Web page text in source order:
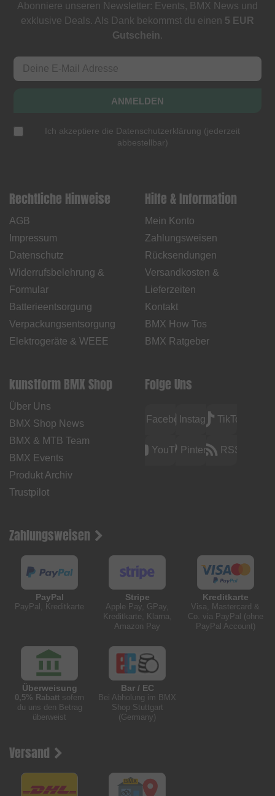
Abonniere unseren Newsletter: Events, BMX News und
exklusive Deals. Als Dank bekommst du einen 5 EUR
Gutschein.
ANMELDEN
Ich akzeptiere die Datenschutzerklärung (jederzeit
abbestellbar)
Rechtliche Hinweise
AGB
Impressum
Datenschutz
Widerrufsbelehrung &
Formular
Batterieentsorgung
Verpackungsentsorgung
Elektrogeräte & WEEE
Hilfe & Information
Mein Konto
Zahlungsweisen
Rücksendungen
Versandkosten &
Lieferzeiten
Kontakt
BMX How Tos
BMX Ratgeber
kunstform BMX Shop
Über Uns
BMX Shop News
BMX & MTB Team
BMX Events
Produkt Archiv
Trustpilot
Folge Uns
FacebookInstagramTikTok
YouTubePinterest RSS
Zahlungsweisen
PayPal
PayPal, Kreditkarte
Stripe
Apple Pay, GPay,
Kreditkarte, Klarna,
Amazon Pay
Kreditkarte
Visa, Mastercard &
Co. via PayPal (ohne
PayPal Account)
Überweisung
0,5% Rabatt sofern
du uns den Betrag
überweist
Bar / EC
Bei Abholung im BMX
Shop Stuttgart
(Germany)
Versand